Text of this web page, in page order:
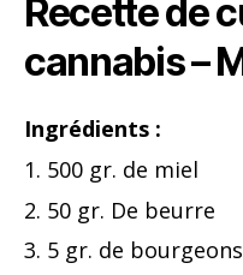
Recette de
cannabis –
Ingrédients :
1. 500 gr. de miel
2. 50 gr. De beurre
3. 5 gr. de